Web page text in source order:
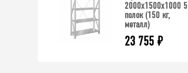
2000x1500x1000 5
полок (150 кг,
металл)
23 755 ₽